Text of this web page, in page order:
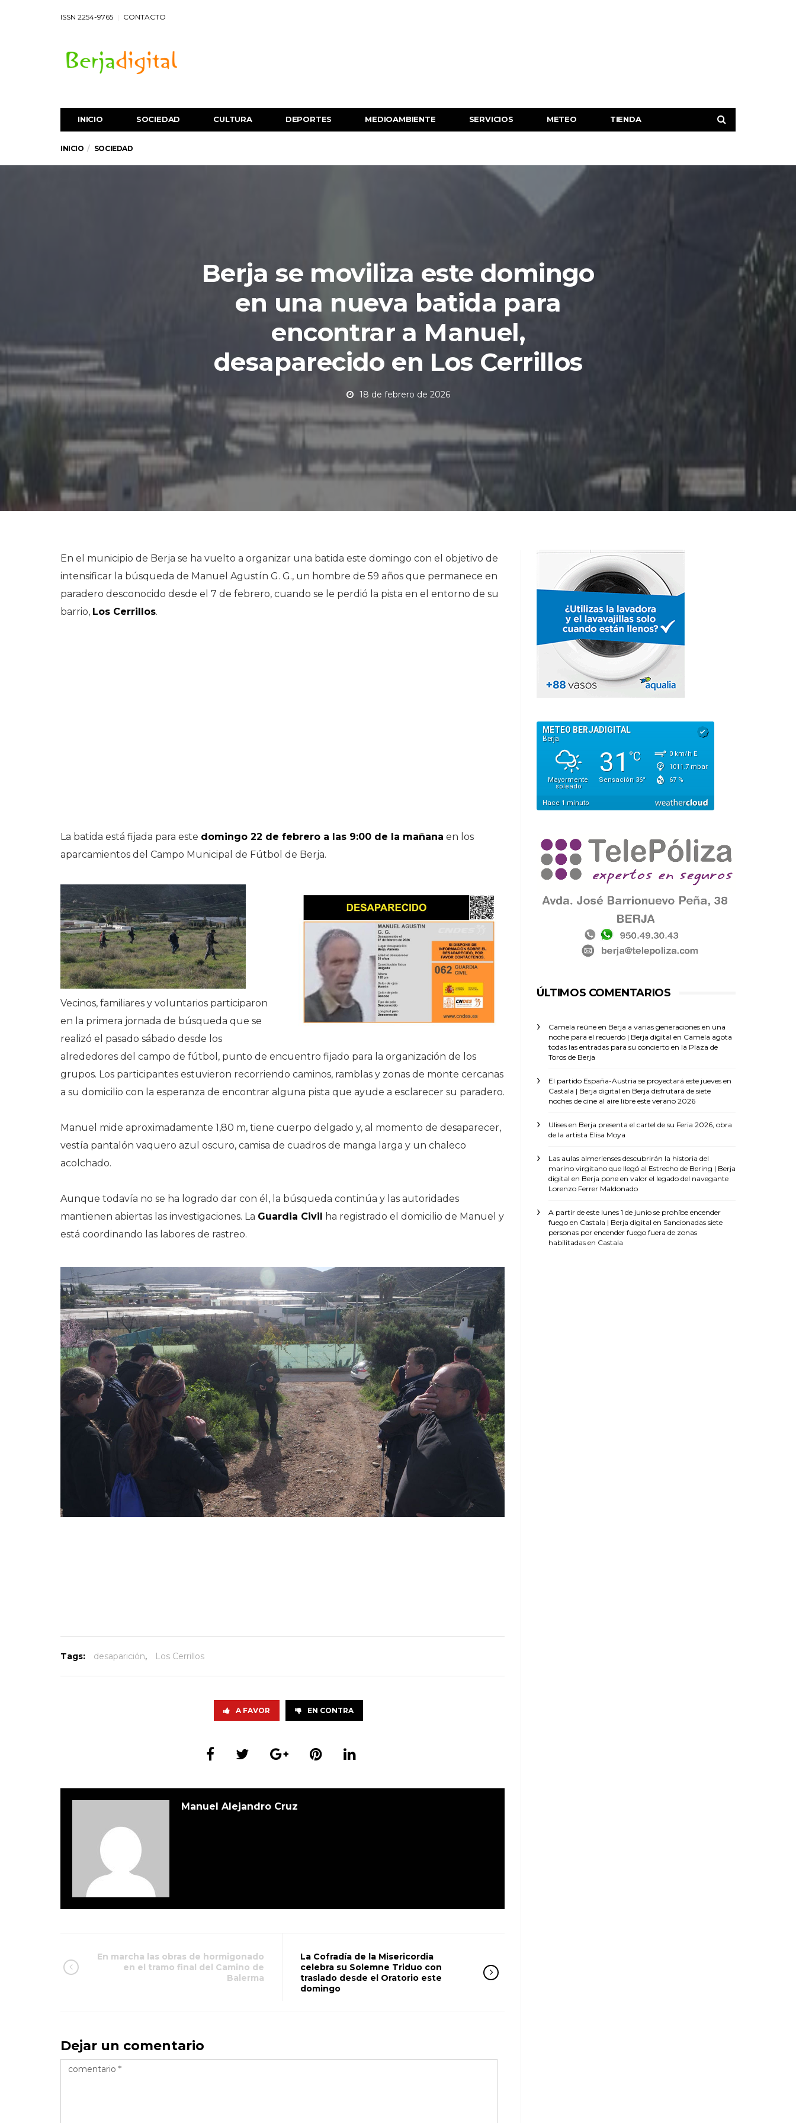
ISSN 2254-9765 CONTACTO
INICIO SOCIEDAD CULTURA DEPORTES MEDIOAMBIENTE SERVICIOS METEO TIENDA
INICIO SOCIEDAD
Berja se moviliza este domingo
en una nueva batida para
encontrar a Manuel,
desaparecido en Los Cerrillos
18 de febrero de 2026
En el municipio de Berja se ha vuelto a organizar una batida este domingo con el objetivo de
intensificar la búsqueda de Manuel Agustín G. G., un hombre de 59 años que permanece en
paradero desconocido desde el 7 de febrero, cuando se le perdió la pista en el entorno de su
barrio, Los Cerrillos.
La batida está fijada para este domingo 22 de febrero a las 9:00 de la mañana en los
aparcamientos del Campo Municipal de Fútbol de Berja.
Vecinos, familiares y voluntarios participaron
en la primera jornada de búsqueda que se
realizó el pasado sábado desde los
alrededores del campo de fútbol, punto de encuentro fijado para la organización de los
grupos. Los participantes estuvieron recorriendo caminos, ramblas y zonas de monte cercanas
a su domicilio con la esperanza de encontrar alguna pista que ayude a esclarecer su paradero.
Manuel mide aproximadamente 1,80 m, tiene cuerpo delgado y, al momento de desaparecer,
vestía pantalón vaquero azul oscuro, camisa de cuadros de manga larga y un chaleco
acolchado.
Aunque todavía no se ha logrado dar con él, la búsqueda continúa y las autoridades
mantienen abiertas las investigaciones. La Guardia Civil
ha registrado el domicilio de Manuel y
está coordinando las labores de rastreo.
Tags: desaparición, Los Cerrillos
A FAVOR EN CONTRA
Manuel Alejandro Cruz
En marcha las obras de hormigonado
en el tramo final del Camino de
Balerma
La Cofradía de la Misericordia
celebra su Solemne Triduo con
traslado desde el Oratorio este
domingo
Dejar un comentario
ÚLTIMOS COMENTARIOS
Camela reúne en Berja a varias generaciones en una
noche para el recuerdo | Berja digital en Camela agota
todas las entradas para su concierto en la Plaza de
Toros de Berja
El partido España-Austria se proyectará este jueves en
Castala | Berja digital en Berja disfrutará de siete
noches de cine al aire libre este verano 2026
Ulises en Berja presenta el cartel de su Feria 2026, obra
de la artista Elisa Moya
Las aulas almerienses descubrirán la historia del
marino virgitano que llegó al Estrecho de Bering | Berja
digital en Berja pone en valor el legado del navegante
Lorenzo Ferrer Maldonado
A partir de este lunes 1 de junio se prohíbe encender
fuego en Castala | Berja digital en Sancionadas siete
personas por encender fuego fuera de zonas
habilitadas en Castala